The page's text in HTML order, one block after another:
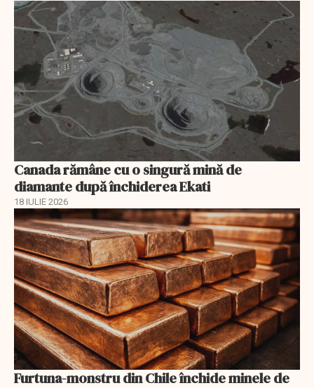
Canada rămâne cu o singură mină de
diamante după închiderea Ekati
18 IULIE 2026
Furtuna-monstru din Chile închide minele de